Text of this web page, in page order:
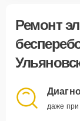
Ремонт
даже при